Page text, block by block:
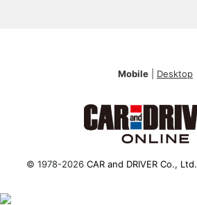
Mobile Desktop
© 1978-2026 CAR and DRIVER Co., Ltd.